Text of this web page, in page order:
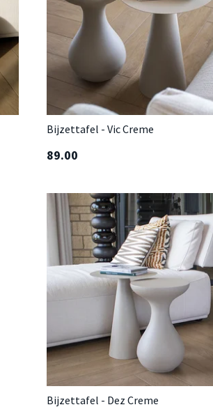
Bijzettafel - Vic Creme
89.00
Bijzettafel - Dez Creme